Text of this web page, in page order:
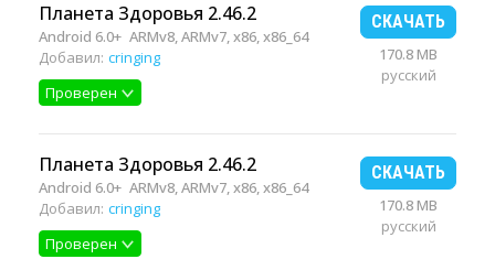
Планета Здоровья 2.46.2
Android 6.0+ ARMv8, ARMv7, x86, x86_64
Добавил: cringing
Проверен
СКАЧАТЬ
170.8 MB
русский
Планета Здоровья 2.46.2
Android 6.0+ ARMv8, ARMv7, x86, x86_64
Добавил: cringing
Проверен
СКАЧАТЬ
170.8 MB
русский